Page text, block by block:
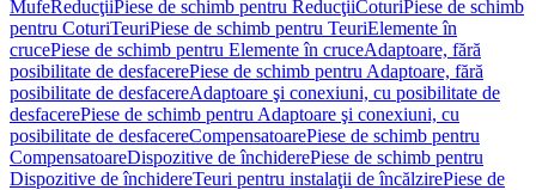
MufeReducţiiPiese de schimb pentru ReducţiiCoturiPiese de schimb
pentru CoturiTeuriPiese de schimb pentru TeuriElemente în
crucePiese de schimb pentru Elemente în cruceAdaptoare, fără
posibilitate de desfacerePiese de schimb pentru Adaptoare, fără
posibilitate de desfacereAdaptoare şi conexiuni, cu posibilitate de
desfacerePiese de schimb pentru Adaptoare şi conexiuni, cu
posibilitate de desfacereCompensatoarePiese de schimb pentru
CompensatoareDispozitive de închiderePiese de schimb pentru
Dispozitive de închidereTeuri pentru instalaţii de încălzirePiese de